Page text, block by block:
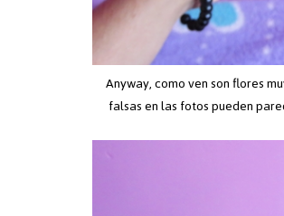
Anyway, como ven son flores
falsas en las fotos pueden